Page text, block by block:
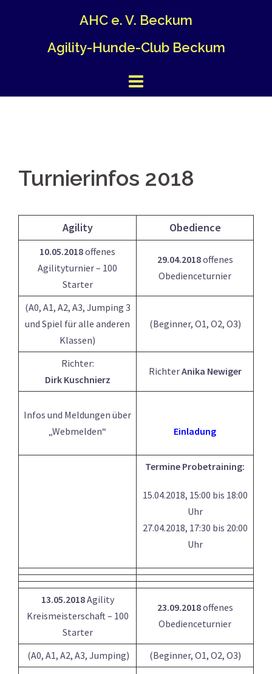
AHC e. V. Beckum
Agility-Hunde-Club Beckum
Turnierinfos 2018
Agility Obedience
10.05.2018offenes
Agilityturnier – 100
Starter
29.04.2018offenes
Obedienceturnier
(A0, A1, A2, A3, Jumping 3
und Spiel für alle anderen
Klassen)
(Beginner, O1, O2, O3)
Richter:
Dirk Kuschnierz
RichterAnika Newiger
Infos und Meldungen über
„Webmelden“
Einladung
Termine Probetraining:
15.04.2018, 15:00 bis 18:00
Uhr
27.04.2018, 17:30 bis 20:00
Uhr
13.05.2018Agility
Kreismeisterschaft – 100
Starter
23.09.2018offenes
Obedienceturnier
(A0, A1, A2, A3, Jumping)
(Beginner, O1, O2, O3)